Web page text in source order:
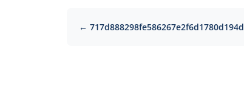
← 717d888298fe586267e2f6d1780d194d